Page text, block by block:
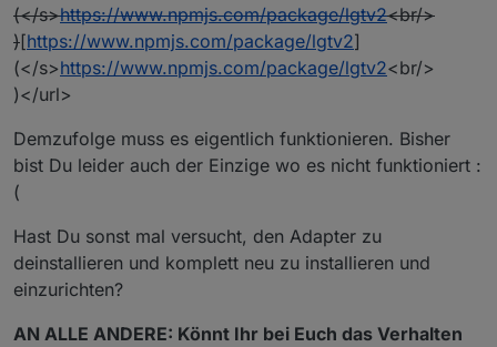
(</s>https://www.npmjs.com/package/lgtv2<br/>
)[https://www.npmjs.com/package/lgtv2]
(</s>https://www.npmjs.com/package/lgtv2<br/>
)</url>
Demzufolge muss es eigentlich funktionieren. Bisher
bist Du leider auch der Einzige wo es nicht funktioniert :
(
Hast Du sonst mal versucht, den Adapter zu
deinstallieren und komplett neu zu installieren und
einzurichten?
AN ALLE ANDERE: Könnt Ihr bei Euch das Verhalten